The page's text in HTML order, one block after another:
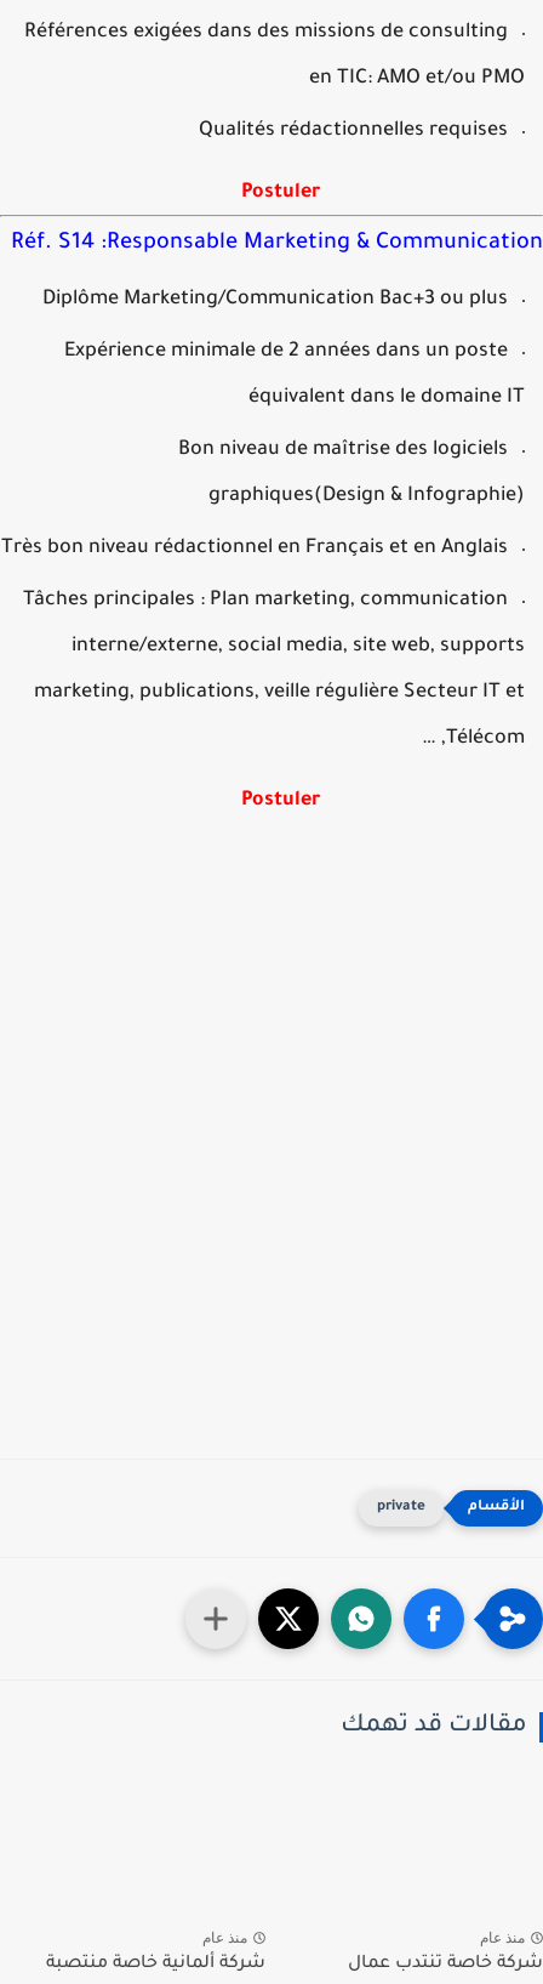
Références exigées dans des missions de consulting
en TIC: AMO et/ou
Qualités rédactionnelles requises
Postuler
Réf. S14 :Responsable Marketing &
Diplôme Marketing/Communication Bac+3 ou plus
Expérience minimale de 2 années dans un poste
équivalent dans le domaine
Bon niveau de maîtrise des logiciels
graphiques(Design &
Très bon niveau rédactionnel en Français et en Anglais
Tâches principales : Plan marketing, communication
interne/externe, social media, site web,
marketing, publications, veille régulière Secteur IT
Postuler
private
قد تهمك
عام
خاصة تنتدب عمال
منذ عام
شركة ألمانية خاصة منتصبة